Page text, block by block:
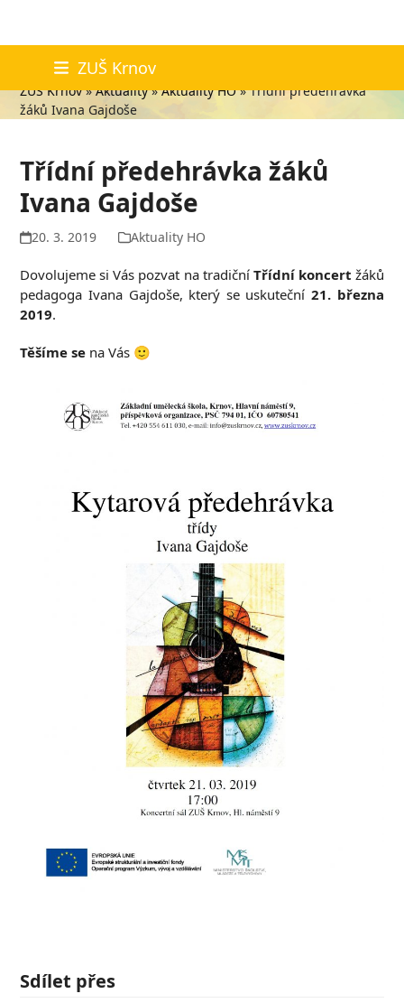
content
ZUŠ Krnov
Aktuality
ZUŠ Krnov»Aktuality»Aktuality HO»Třídní předehrávka
žáků Ivana Gajdoše
Třídní předehrávka žáků
Ivana Gajdoše
20. 3. 2019 Aktuality HO
Dovolujeme si Vás pozvat na tradiční Třídní koncert žáků
pedagoga Ivana Gajdoše, který se uskuteční 21. března
2019.
Těšíme se na Vás 🙂
Sdílet přes